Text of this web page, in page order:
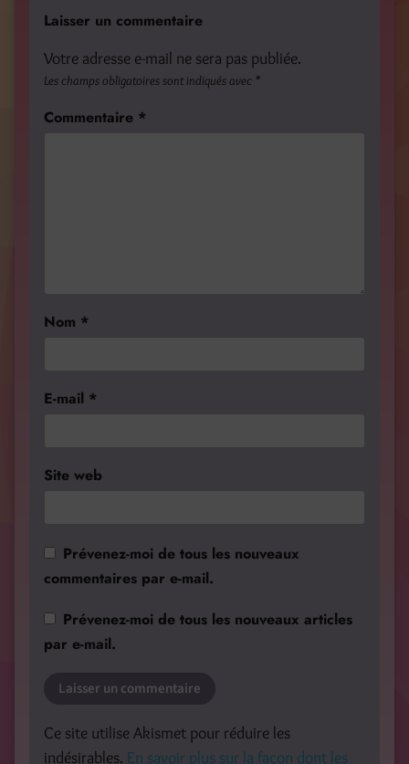
Laisser un commentaire
Votre adresse e-mail ne sera pas publiée.
Les champs obligatoires sont indiqués avec *
Commentaire *
Nom *
E-mail *
Site web
Prévenez-moi de tous les nouveaux
commentaires par e-mail.
Prévenez-moi de tous les nouveaux articles
par e-mail.
Ce site utilise Akismet pour réduire les
indésirables. En savoir plus sur la façon dont les